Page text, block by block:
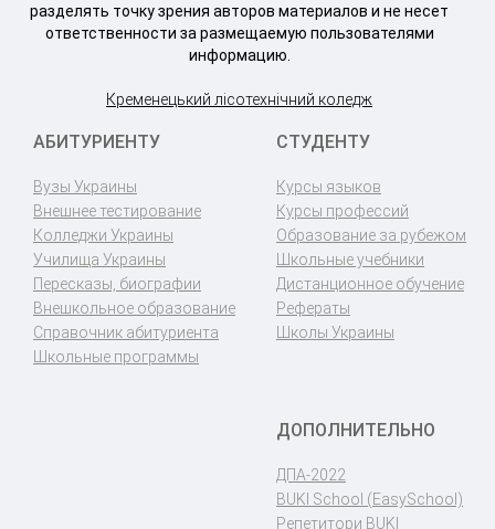
разделять точку зрения авторов материалов и не несет
ответственности за размещаемую пользователями
информацию.
Кременецький лісотехнічний коледж
АБИТУРИЕНТУ
Вузы Украины
Внешнее тестирование
Колледжи Украины
Училища Украины
Пересказы, биографии
Внешкольное образование
Справочник абитуриента
Школьные программы
СТУДЕНТУ
Курсы языков
Курсы профессий
Образование за рубежом
Школьные учебники
Дистанционное обучение
Рефераты
Школы Украины
ДОПОЛНИТЕЛЬНО
ДПА-2022
BUKI School (EasySchool)
Репетитори BUKI